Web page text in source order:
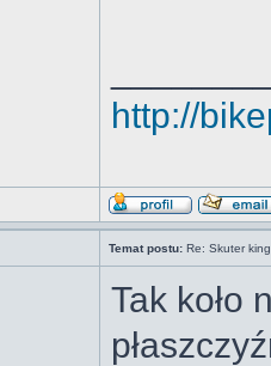
http://
Temat postu: Re: Skuter
Tak koło